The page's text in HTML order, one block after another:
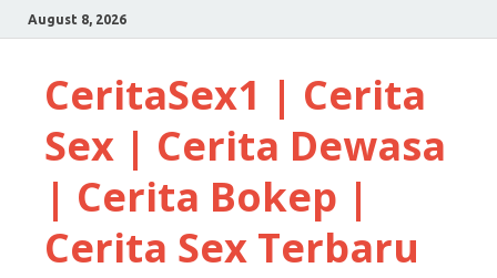
August 8, 2026
CeritaSex1 | Cerita
Sex | Cerita Dewasa
| Cerita Bokep |
Cerita Sex Terbaru